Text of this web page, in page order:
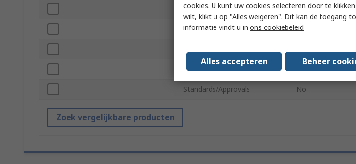
Product Type Cable Joint Kit
Kit Contents Economy LV Cable
Kit Type Straight
Standards/Approvals No
Zoek vergelijkbare producten
cookies. U kunt uw cookies selecteren door te
wilt, klikt u op "Alles weigeren". Dit kan de toegang
informatie vindt u in ons cookiebeleid
Alles accepteren Beheer